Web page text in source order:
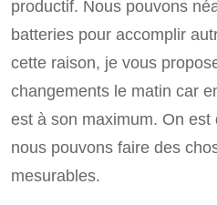
productif. Nous pouvons
batteries pour accomplir
cette raison, je vous
changements le matin car
est à son maximum. On
nous pouvons faire des
mesurables.